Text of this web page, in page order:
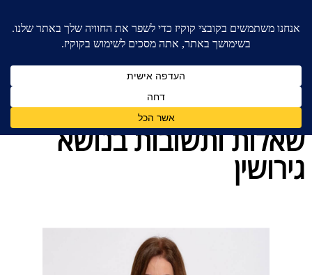
בלוג מאמרים - משרד עורכי דין לענייני משפחה
שאלות ותשובות בנושא גירושין
שאלות ותשובות בנושא
גירושין